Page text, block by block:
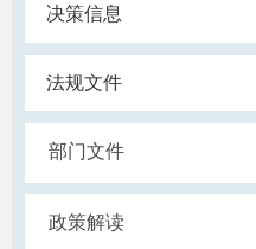
决策信息
法规文件
部门文件
政策解读